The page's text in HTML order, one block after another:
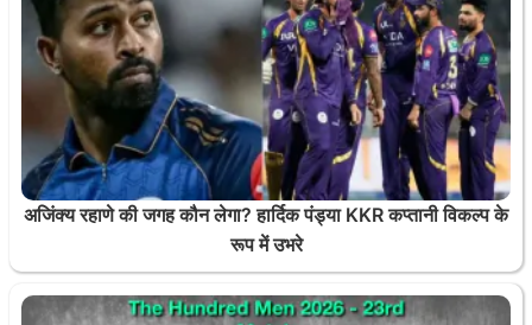
अजिंक्य रहाणे की जगह कौन लेगा? हार्दिक पंड्या KKR कप्तानी विकल्प के
रूप में उभरे